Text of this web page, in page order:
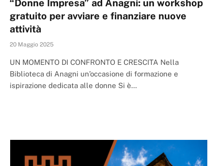
“Donne Impresa” ad Anagni: un workshop
gratuito per avviare e finanziare nuove
attività
20 Maggio 2025
UN MOMENTO DI CONFRONTO E CRESCITA Nella
Biblioteca di Anagni un’occasione di formazione e
ispirazione dedicata alle donne Si è…